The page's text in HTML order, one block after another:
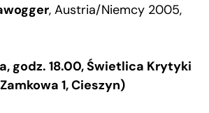
, Austria/Niemcy 2005,
godz. 18.00, Świetlica Krytyki
1, Cieszyn)